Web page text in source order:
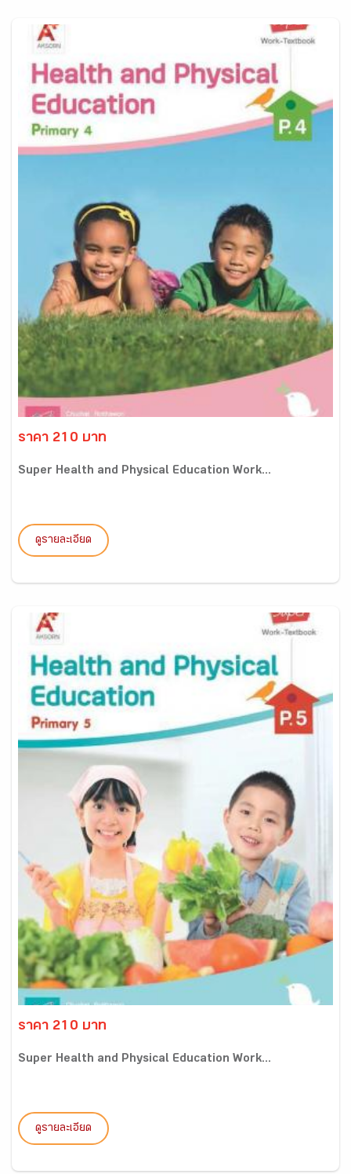
ราคา 210 บาท
Super Health and Physical Education Work...
ดูรายละเอียด
ราคา 210 บาท
Super Health and Physical Education Work...
ดูรายละเอียด